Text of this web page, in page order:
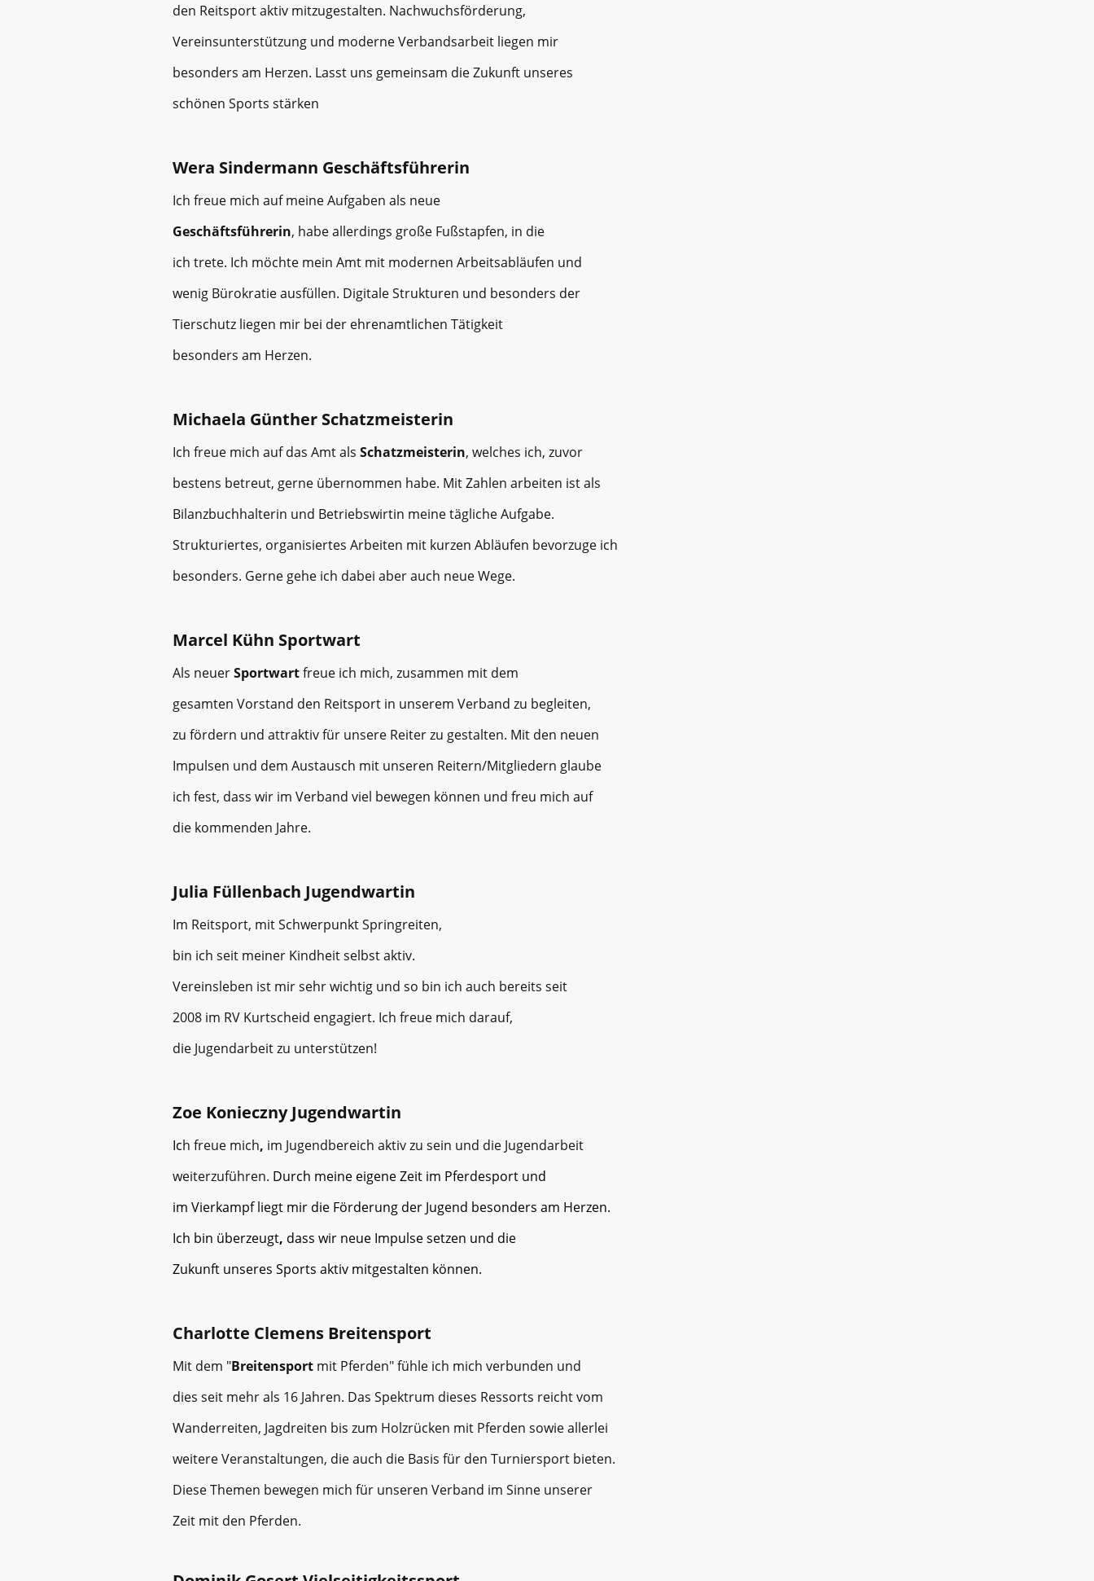
den Reitsport aktiv mitzugestalten. Nachwuchsförderung,
Vereinsunterstützung und moderne Verbandsarbeit liegen mir
besonders am Herzen. Lasst uns gemeinsam die Zukunft unseres
schönen Sports stärken
Wera Sindermann Geschäftsführerin
Ich freue mich auf meine Aufgaben als neue
Geschäftsführerin, habe allerdings große Fußstapfen, in die
ich trete. Ich möchte mein Amt mit modernen Arbeitsabläufen und
wenig Bürokratie ausfüllen. Digitale Strukturen und besonders der
Tierschutz liegen mir bei der ehrenamtlichen Tätigkeit
besonders am Herzen.
Michaela Günther Schatzmeisterin
Ich freue mich auf das Amt als Schatzmeisterin, welches ich, zuvor
bestens betreut, gerne übernommen habe. Mit Zahlen arbeiten ist als
Bilanzbuchhalterin und Betriebswirtin meine tägliche Aufgabe.
Strukturiertes, organisiertes Arbeiten mit kurzen Abläufen bevorzuge ich
besonders. Gerne gehe ich dabei aber auch neue Wege.
Marcel Kühn Sportwart
Als neuerSportwartfreue ich mich, zusammen mit dem
gesamten Vorstand den Reitsport in unserem Verband zu begleiten,
zu fördern und attraktiv für unsere Reiter zu gestalten. Mit den neuen
Impulsen und dem Austausch mit unseren Reitern/Mitgliedern glaube
ich fest, dass wir im Verband viel bewegen können und freu mich auf
die kommenden Jahre.
Julia Füllenbach Jugendwartin
Im Reitsport, mit Schwerpunkt Springreiten,
bin ich seit meiner Kindheit selbst aktiv.
Vereinsleben ist mir sehr wichtig und so bin ich auch bereits seit
2008 im RV Kurtscheid engagiert. Ich freue mich darauf,
die Jugendarbeit zu unterstützen!
Zoe Konieczny Jugendwartin
Ich freue mich, im Jugendbereich aktiv zu sein und die Jugendarbeit
weiterzuführen. Durch meine eigene Zeit im Pferdesport und
im Vierkampf liegt mir die Förderung der Jugend besonders am Herzen.
Ich bin überzeugt, dass wir neue Impulse setzen und die
Zukunft unseres Sports aktiv mitgestalten können.
Charlotte Clemens Breitensport
Mit dem "Breitensport mit Pferden" fühle ich mich verbunden und
dies seit mehr als 16 Jahren. Das Spektrum dieses Ressorts reicht vom
Wanderreiten, Jagdreiten bis zum Holzrücken mit Pferden sowie allerlei
weitere Veranstaltungen, die auch die Basis für den Turniersport bieten.
Diese Themen bewegen mich für unseren Verband im Sinne unserer
Zeit mit den Pferden.